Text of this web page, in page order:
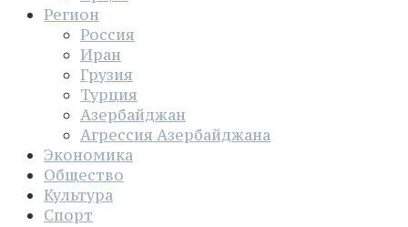
Регион
Россия
Иран
Грузия
Турция
Азербайджан
Агрессия Азербайджана
Экономика
Общество
Культура
Спорт